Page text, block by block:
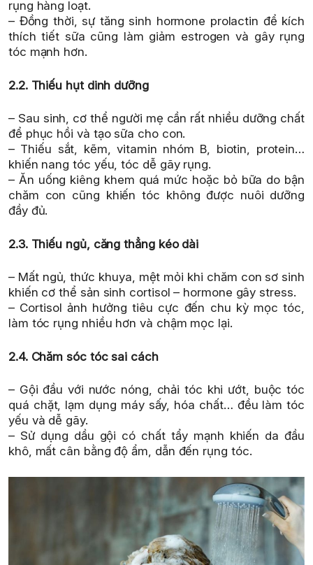
rụng hàng loạt.
– Đồng thời, sự tăng sinh hormone prolactin để kích
thích tiết sữa cũng làm giảm estrogen và gây rụng
tóc mạnh hơn.
2.2. Thiếu hụt dinh dưỡng
– Sau sinh, cơ thể người mẹ cần rất nhiều dưỡng chất
để phục hồi và tạo sữa cho con.
– Thiếu sắt, kẽm, vitamin nhóm B, biotin, protein…
khiến nang tóc yếu, tóc dễ gãy rụng.
– Ăn uống kiêng khem quá mức hoặc bỏ bữa do bận
chăm con cũng khiến tóc không được nuôi dưỡng
đầy đủ.
2.3. Thiếu ngủ, căng thẳng kéo dài
– Mất ngủ, thức khuya, mệt mỏi khi chăm con sơ sinh
khiến cơ thể sản sinh cortisol – hormone gây stress.
– Cortisol ảnh hưởng tiêu cực đến chu kỳ mọc tóc,
làm tóc rụng nhiều hơn và chậm mọc lại.
2.4. Chăm sóc tóc sai cách
– Gội đầu với nước nóng, chải tóc khi ướt, buộc tóc
quá chặt, lạm dụng máy sấy, hóa chất… đều làm tóc
yếu và dễ gãy.
– Sử dụng dầu gội có chất tẩy mạnh khiến da đầu
khô, mất cân bằng độ ẩm, dẫn đến rụng tóc.